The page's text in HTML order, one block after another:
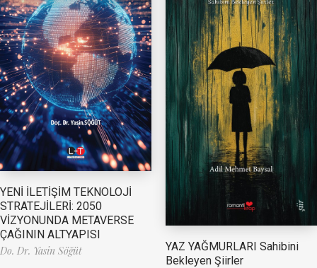
YENİ İLETİŞİM TEKNOLOJİ
STRATEJİLERİ: 2050
VİZYONUNDA METAVERSE
ÇAĞININ ALTYAPISI
Do. Dr. Yasin Söğüt
YAZ YAĞMURLARI Sahibini
Bekleyen Şiirler